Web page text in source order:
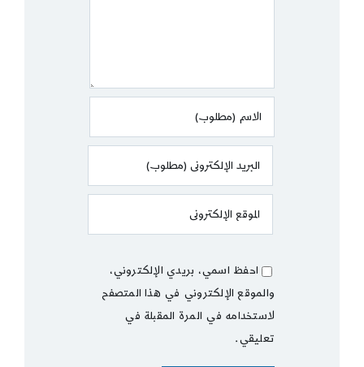
احفظ اسمي، بريدي الإلكتروني،
والموقع الإلكتروني في هذا المتصفح
لاستخدامه في المرة المقبلة في
تعليقي.